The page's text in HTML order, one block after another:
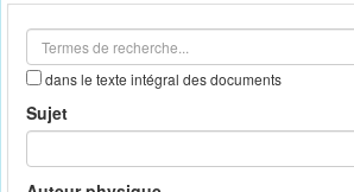
dans le texte intégral des documents
Sujet